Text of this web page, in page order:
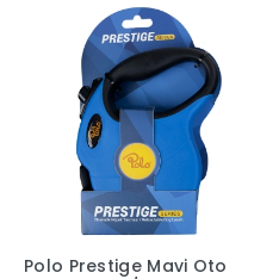
Polo Prestige Mavi Oto